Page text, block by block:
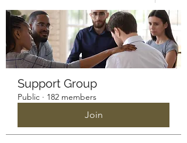
Support Group
Public · 182 members
Join